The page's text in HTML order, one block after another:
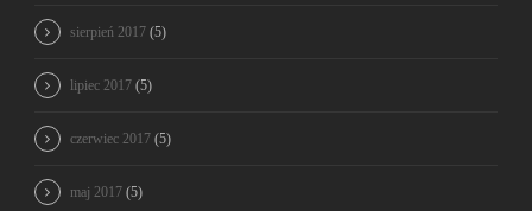
sierpień 2017 (5)
lipiec 2017 (5)
czerwiec 2017 (5)
maj 2017 (5)